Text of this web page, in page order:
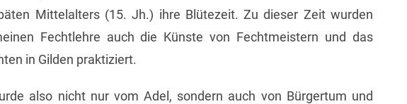
Mittelalters (15. Jh.) ihre Blütezeit. Zu dieser Zeit wurden
Fechtlehre auch die Künste von Fechtmeistern und das
in Gilden praktiziert.
also nicht nur vom Adel, sondern auch von Bürgertum und